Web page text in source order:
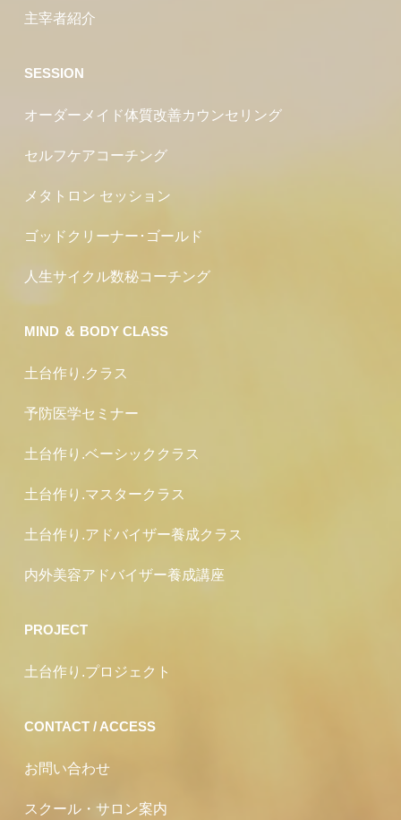
主宰者紹介
SESSION
オーダーメイド体質改善カウンセリング
セルフケアコーチング
メタトロン セッション
ゴッドクリーナー･ゴールド
人生サイクル数秘コーチング
MIND ＆ BODY CLASS
土台作り.クラス
予防医学セミナー
土台作り.ベーシッククラス
土台作り.マスタークラス
土台作り.アドバイザー養成クラス
内外美容アドバイザー養成講座
PROJECT
土台作り.プロジェクト
CONTACT / ACCESS
お問い合わせ
スクール・サロン案内